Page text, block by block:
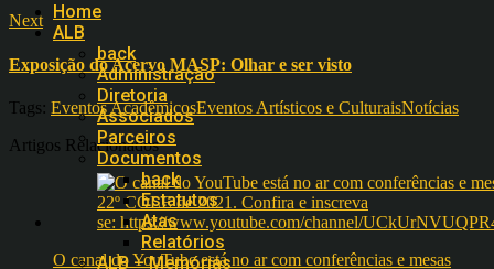
Home
ALB
back
Administração
Diretoria
Associados
Parceiros
Documentos
back
Estatutos
Atas
Relatórios
ALB – Memórias
Next
Exposição do Acervo MASP: Olhar e ser visto
Tags: Eventos AcadêmicosEventos Artísticos e CulturaisNotícias
Artigos Relacionados
O canal do YouTube está no ar com conferências e mesas